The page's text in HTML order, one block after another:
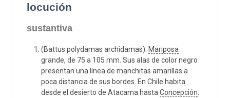
locución
sustantiva
(Battus polydamas archidamas). Mariposa
grande, de 75 a 105 mm. Sus alas de color negro
presentan una línea de manchitas amarillas a
poca distancia de sus bordes. En Chile habita
desde el desierto de Atacama hasta Concepción